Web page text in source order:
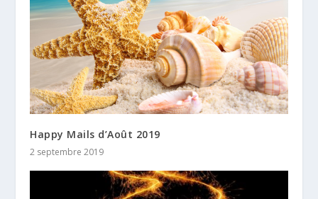
Happy Mails d’Août 2019
2 septembre 2019